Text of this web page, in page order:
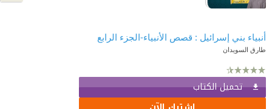
أنبياء بني إسرائيل : قصص الأنبياء-الجزء الرابع
طارق السويدان
تحميل الكتاب